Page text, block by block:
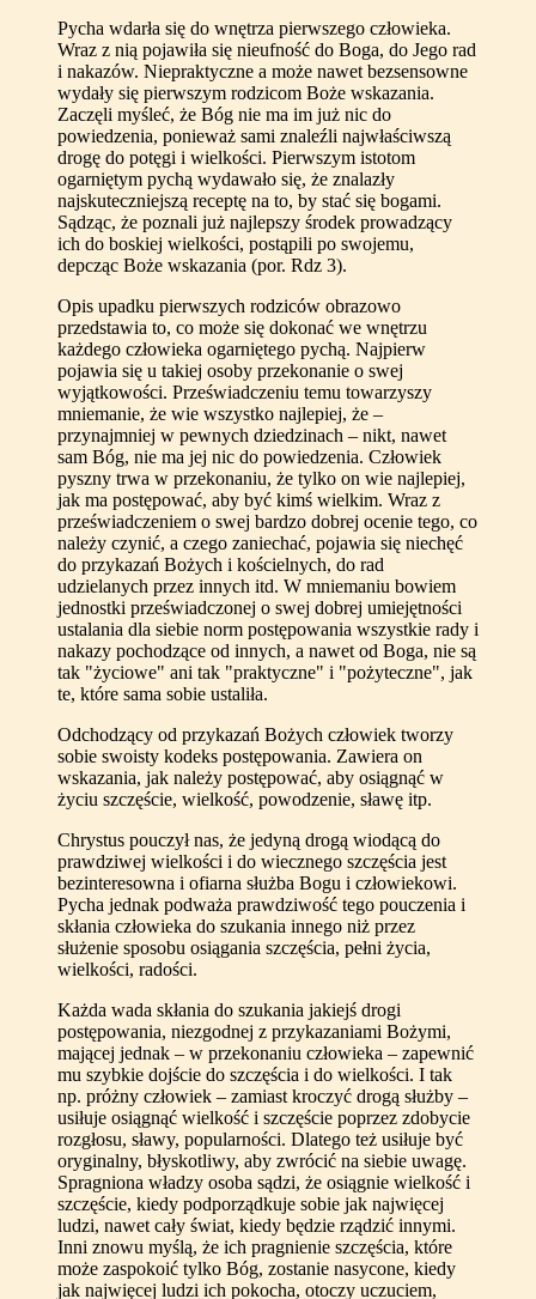
Pycha wdarła się do wnętrza pierwszego człowieka.
Wraz z nią pojawiła się nieufność do Boga, do Jego rad
i nakazów. Niepraktyczne a może nawet bezsensowne
wydały się pierwszym rodzicom Boże wskazania.
Zaczęli myśleć, że Bóg nie ma im już nic do
powiedzenia, ponieważ sami znaleźli najwłaściwszą
drogę do potęgi i wielkości. Pierwszym istotom
ogarniętym pychą wydawało się, że znalazły
najskuteczniejszą receptę na to, by stać się bogami.
Sądząc, że poznali już najlepszy środek prowadzący
ich do boskiej wielkości, postąpili po swojemu,
depcząc Boże wskazania (por. Rdz 3).
Opis upadku pierwszych rodziców obrazowo
przedstawia to, co może się dokonać we wnętrzu
każdego człowieka ogarniętego pychą. Najpierw
pojawia się u takiej osoby przekonanie o swej
wyjątkowości. Przeświadczeniu temu towarzyszy
mniemanie, że wie wszystko najlepiej, że –
przynajmniej w pewnych dziedzinach – nikt, nawet
sam Bóg, nie ma jej nic do powiedzenia. Człowiek
pyszny trwa w przekonaniu, że tylko on wie najlepiej,
jak ma postępować, aby być kimś wielkim. Wraz z
przeświadczeniem o swej bardzo dobrej ocenie tego, co
należy czynić, a czego zaniechać, pojawia się niechęć
do przykazań Bożych i kościelnych, do rad
udzielanych przez innych itd. W mniemaniu bowiem
jednostki przeświadczonej o swej dobrej umiejętności
ustalania dla siebie norm postępowania wszystkie rady i
nakazy pochodzące od innych, a nawet od Boga, nie są
tak "życiowe" ani tak "praktyczne" i "pożyteczne", jak
te, które sama sobie ustaliła.
Odchodzący od przykazań Bożych człowiek tworzy
sobie swoisty kodeks postępowania. Zawiera on
wskazania, jak należy postępować, aby osiągnąć w
życiu szczęście, wielkość, powodzenie, sławę itp.
Chrystus pouczył nas, że jedyną drogą wiodącą do
prawdziwej wielkości i do wiecznego szczęścia jest
bezinteresowna i ofiarna służba Bogu i człowiekowi.
Pycha jednak podważa prawdziwość tego pouczenia i
skłania człowieka do szukania innego niż przez
służenie sposobu osiągania szczęścia, pełni życia,
wielkości, radości.
Każda wada skłania do szukania jakiejś drogi
postępowania, niezgodnej z przykazaniami Bożymi,
mającej jednak – w przekonaniu człowieka – zapewnić
mu szybkie dojście do szczęścia i do wielkości. I tak
np. próżny człowiek – zamiast kroczyć drogą służby –
usiłuje osiągnąć wielkość i szczęście poprzez zdobycie
rozgłosu, sławy, popularności. Dlatego też usiłuje być
oryginalny, błyskotliwy, aby zwrócić na siebie uwagę.
Spragniona władzy osoba sądzi, że osiągnie wielkość i
szczęście, kiedy podporządkuje sobie jak najwięcej
ludzi, nawet cały świat, kiedy będzie rządzić innymi.
Inni znowu myślą, że ich pragnienie szczęścia, które
może zaspokoić tylko Bóg, zostanie nasycone, kiedy
jak najwięcej ludzi ich pokocha, otoczy uczuciem,